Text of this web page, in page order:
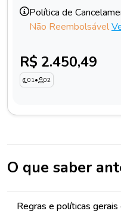
Política de
Não Reembolsável
R$ 2.450,49
01• 02
O que saber
Regras e políticas